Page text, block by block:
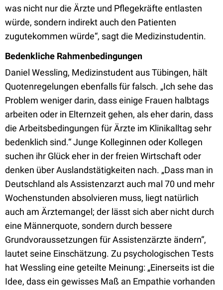
was nicht nur die Ärzte und Pflegekräfte entlasten
würde, sondern indirekt auch den Patienten
zugutekommen würde“, sagt die Medizinstudentin.
Bedenkliche Rahmenbedingungen
Daniel Wessling, Medizinstudent aus Tübingen, hält
Quotenregelungen ebenfalls für falsch. „Ich sehe das
Problem weniger darin, dass einige Frauen halbtags
arbeiten oder in Elternzeit gehen, als eher darin, dass
die Arbeitsbedingungen für Ärzte im Klinikalltag sehr
bedenklich sind.“ Junge Kolleginnen oder Kollegen
suchen ihr Glück eher in der freien Wirtschaft oder
denken über Auslandstätigkeiten nach. „Dass man in
Deutschland als Assistenzarzt auch mal 70 und mehr
Wochenstunden absolvieren muss, liegt natürlich
auch am Ärztemangel; der lässt sich aber nicht durch
eine Männerquote, sondern durch bessere
Grundvoraussetzungen für Assistenzärzte ändern“,
lautet seine Einschätzung. Zu psychologischen Tests
hat Wessling eine geteilte Meinung: „Einerseits ist die
Idee, dass ein gewisses Maß an Empathie vorhanden